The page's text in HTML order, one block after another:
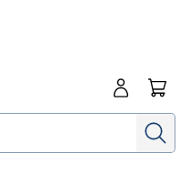
Iniciar